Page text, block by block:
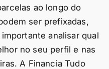
ao longo do
ser prefixadas,
analisar qual
no seu perfil e nas
A Financia Tudo